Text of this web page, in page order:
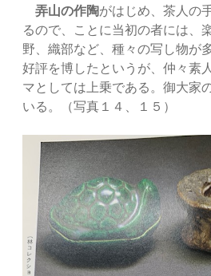
弄山の作陶がはじめ、茶人の
るので、ことに当初の者には、
野、織部など、種々の写し物が
好評を博したというが、仲々素
マとしては上乗である。御大家
いる。（写真１４、１５）